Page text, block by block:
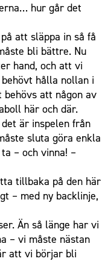
hur går det
att släppa in så få
bli bättre. Nu
hand, och att vi
hålla nollan i
behövs att någon av
här och där.
är inspelen från
sluta göra enkla
– och vinna! –
tillbaka på den här
– med ny backlinje,
Än så länge har vi
– vi måste nästan
att vi börjar bli